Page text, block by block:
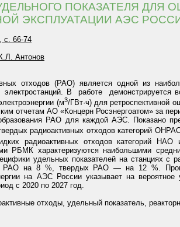
ПОКАЗАТЕЛЯ ДЛЯ
ЭКСПЛУАТАЦИИ АЭС
с. 66-74
К.Л. Антонов
отходов (РАО) является одной из
В работе
(м3/ГВт·ч) для ретроспективной
отчетам АО «Концерн Росэнергоатом» за
РАО для каждой АЭС. Показано
радиоактивных отходов категорий
радиоактивных отходов категорий
РБМК характеризуются наибольшими
удельных показателей на станциях с
РАО на 8 %, твердых РАО — на 12 %.
на АЭС России указывает на
с 2020 по 2027 год.
отходы, удельный показатель,